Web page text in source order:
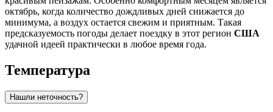
октябрь, когда количество дождливых дней снижается до
минимума, а воздух остается свежим и приятным. Такая
предсказуемость погоды делает поездку в этот регион США
удачной идеей практически в любое время года.
Температура
Нашли неточность?